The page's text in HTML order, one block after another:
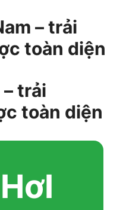
– trải
toàn diện
trải
toàn diện